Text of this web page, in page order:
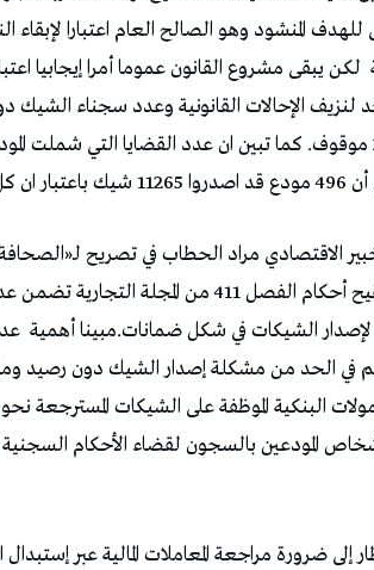
المنشود وهو الصالح العام اعتبارا لإبقاء
لكن يبقى مشروع القانون عموما أمرا إيجابيا
كما تبين ان عدد القضايا التي شملت
لسنة 2024 المتعلق بتنقيح أحكام الفصل 411 من
لإصدار الشيكات في شكل ضمانات.مبينا أهمية
في الحد من مشكلة إصدار الشيك دون رصيد
المودعين بالسجون لقضاء الأحكام
إلى ضرورة مراجعة المعاملات المالية عبر